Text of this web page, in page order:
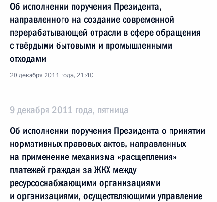
Об исполнении поручения Президента,
направленного на создание современной
перерабатывающей отрасли в сфере обращения
с твёрдыми бытовыми и промышленными
отходами
20 декабря 2011 года, 21:40
9 декабря 2011 года, пятница
Об исполнении поручения Президента о принятии
нормативных правовых актов, направленных
на применение механизма «расщепления»
платежей граждан за ЖКХ между
ресурсоснабжающими организациями
и организациями, осуществляющими управление